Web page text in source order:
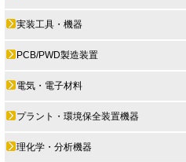
実装工具・機器
PCB/PWD製造装置
電気・電子材料
プラント・環境保全装置機器
理化学・分析機器